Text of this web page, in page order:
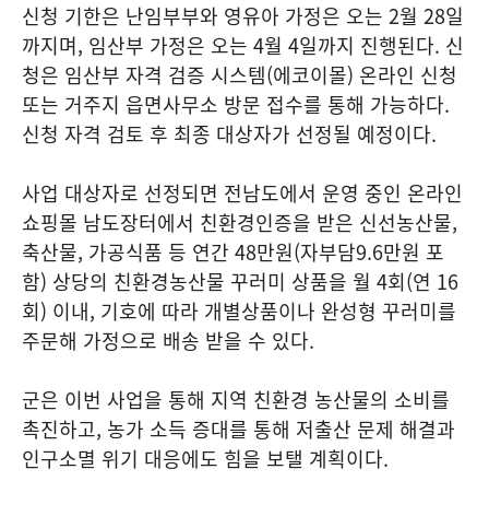
신청 기한은 난임부부와 영유아 가정은 오는 2월 28일
까지며, 임산부 가정은 오는 4월 4일까지 진행된다. 신
청은 임산부 자격 검증 시스템(에코이몰) 온라인 신청
또는 거주지 읍면사무소 방문 접수를 통해 가능하다.
신청 자격 검토 후 최종 대상자가 선정될 예정이다.
사업 대상자로 선정되면 전남도에서 운영 중인 온라인
쇼핑몰 남도장터에서 친환경인증을 받은 신선농산물,
축산물, 가공식품 등 연간 48만원(자부담9.6만원 포
함) 상당의 친환경농산물 꾸러미 상품을 월 4회(연 16
회) 이내, 기호에 따라 개별상품이나 완성형 꾸러미를
주문해 가정으로 배송 받을 수 있다.
군은 이번 사업을 통해 지역 친환경 농산물의 소비를
촉진하고, 농가 소득 증대를 통해 저출산 문제 해결과
인구소멸 위기 대응에도 힘을 보탤 계획이다.